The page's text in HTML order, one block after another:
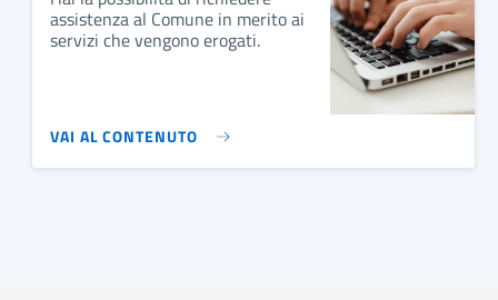
assistenza al Comune in merito ai
servizi che vengono erogati.
VAI AL CONTENUTO